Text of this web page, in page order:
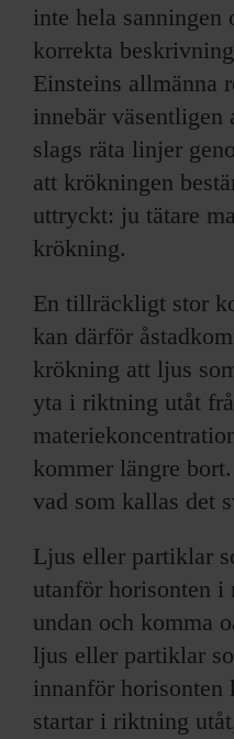
inte hela sanningen
korrekta
Einsteins allmänna
innebär
slags räta linjer
att krökningen
uttryckt: ju tätare
krökning.
En tillräckligt stor
kan därför
krökning att ljus
yta i riktning utåt
kommer längre
vad som kallas det
Ljus eller partiklar
utanför horisonten
undan och komma
ljus eller partiklar
innanför horisonten
startar i riktning